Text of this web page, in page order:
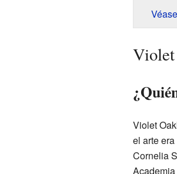
Violet
Violet
el arte
Cornelia